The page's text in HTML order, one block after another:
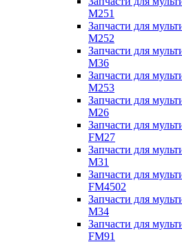
M251
Запчасти для
M252
Запчасти для
M36
Запчасти для
M253
Запчасти для
M26
Запчасти для
FM27
Запчасти для
M31
Запчасти для
FM4502
Запчасти для
M34
Запчасти для
FM91